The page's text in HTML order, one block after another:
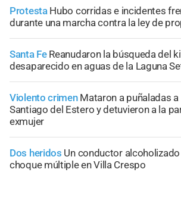
Protesta Hubo corridas e incidentes
durante una marcha contra la ley de
Santa Fe Reanudaron la búsqueda del
desaparecido en aguas de la Laguna
Violento crimen Mataron a puñaladas
Santiago del Estero y detuvieron a la
exmujer
Dos heridos Un conductor
choque múltiple en Villa Crespo